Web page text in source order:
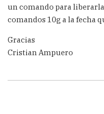
un comando para
comandos 10g a la fecha
Gracias
Cristian Ampuero